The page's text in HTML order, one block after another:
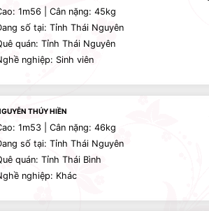
1m56 | Cân nặng: 45kg
số tại: Tỉnh Thái Nguyên
quán: Tỉnh Thái Nguyên
nghiệp: Sinh viên
THÚY HIỀN
1m53 | Cân nặng: 46kg
số tại: Tỉnh Thái Nguyên
quán: Tỉnh Thái Bình
nghiệp: Khác